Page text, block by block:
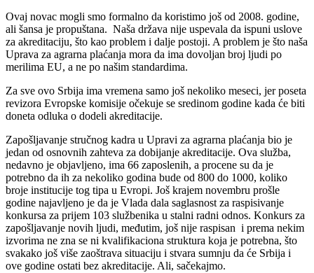
Ovaj novac mogli smo formalno da koristimo još od 2008. godine,
ali šansa je propuštana. Naša država nije uspevala da ispuni uslove
za akreditaciju, što kao problem i dalje postoji. A problem je što naša
Uprava za agrarna plaćanja mora da ima dovoljan broj ljudi po
merilima EU, a ne po našim standardima.
Za sve ovo Srbija ima vremena samo još nekoliko meseci, jer poseta
revizora Evropske komisije očekuje se sredinom godine kada će biti
doneta odluka o dodeli akreditacije.
Zapošljavanje stručnog kadra u Upravi za agrarna plaćanja bio je
jedan od osnovnih zahteva za dobijanje akreditacije. Ova služba,
nedavno je objavljeno, ima 66 zaposlenih, a procene su da je
potrebno da ih za nekoliko godina bude od 800 do 1000, koliko
broje institucije tog tipa u Evropi. Još krajem novembru prošle
godine najavljeno je da je Vlada dala saglasnost za raspisivanje
konkursa za prijem 103 službenika u stalni radni odnos. Konkurs za
zapošljavanje novih ljudi, međutim, još nije raspisan i prema nekim
izvorima ne zna se ni kvalifikaciona struktura koja je potrebna, što
svakako još više zaoštrava situaciju i stvara sumnju da će Srbija i
ove godine ostati bez akreditacije. Ali, sačekajmo.